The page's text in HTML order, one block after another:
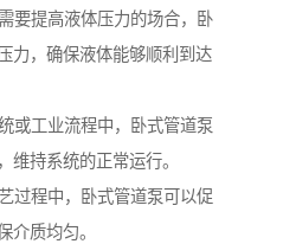
要提高液体压力的场合，卧
力，确保液体能够顺利到达
或工业流程中，卧式管道泵
维持系统的正常运行。
过程中，卧式管道泵可以促
介质均匀。